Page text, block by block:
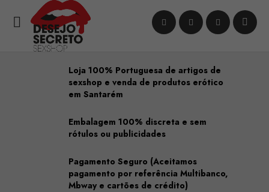

Loja 100% Portuguesa de artigos de
sexshop e venda de produtos erótico
em Santarém
Embalagem 100% discreta e sem
rótulos ou publicidades
Pagamento Seguro (Aceitamos
pagamento por referência Multibanco,
Mbway e cartões de crédito)